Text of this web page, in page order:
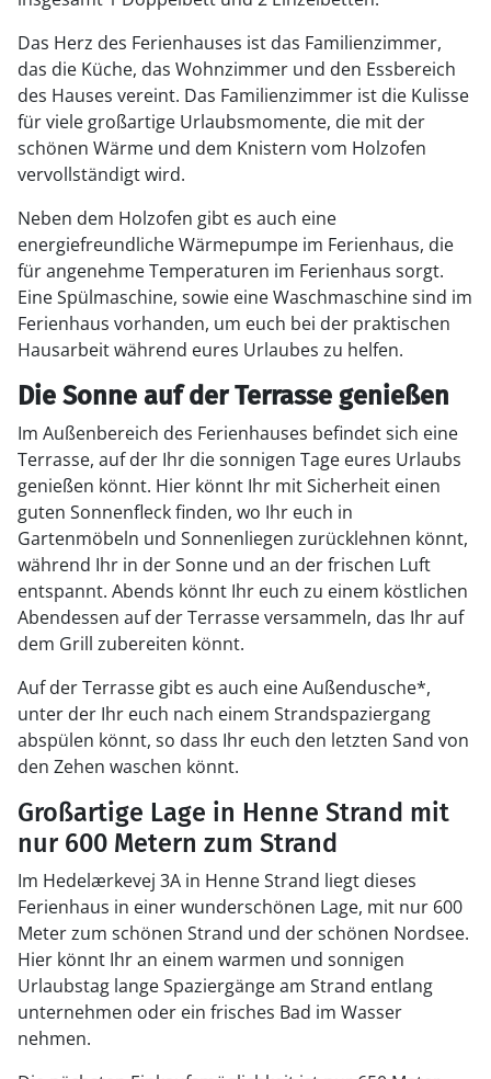
Das Herz des Ferienhauses ist das Familienzimmer,
das die Küche, das Wohnzimmer und den Essbereich
des Hauses vereint. Das Familienzimmer ist die Kulisse
für viele großartige Urlaubsmomente, die mit der
schönen Wärme und dem Knistern vom Holzofen
vervollständigt wird.
Neben dem Holzofen gibt es auch eine
energiefreundliche Wärmepumpe im Ferienhaus, die
für angenehme Temperaturen im Ferienhaus sorgt.
Eine Spülmaschine, sowie eine Waschmaschine sind im
Ferienhaus vorhanden, um euch bei der praktischen
Hausarbeit während eures Urlaubes zu helfen.
Die Sonne auf der Terrasse genießen
Im Außenbereich des Ferienhauses befindet sich eine
Terrasse, auf der Ihr die sonnigen Tage eures Urlaubs
genießen könnt. Hier könnt Ihr mit Sicherheit einen
guten Sonnenfleck finden, wo Ihr euch in
Gartenmöbeln und Sonnenliegen zurücklehnen könnt,
während Ihr in der Sonne und an der frischen Luft
entspannt. Abends könnt Ihr euch zu einem köstlichen
Abendessen auf der Terrasse versammeln, das Ihr auf
dem Grill zubereiten könnt.
Auf der Terrasse gibt es auch eine Außendusche*,
unter der Ihr euch nach einem Strandspaziergang
abspülen könnt, so dass Ihr euch den letzten Sand von
den Zehen waschen könnt.
Großartige Lage in Henne Strand mit
nur 600 Metern zum Strand
Im Hedelærkevej 3A in Henne Strand liegt dieses
Ferienhaus in einer wunderschönen Lage, mit nur 600
Meter zum schönen Strand und der schönen Nordsee.
Hier könnt Ihr an einem warmen und sonnigen
Urlaubstag lange Spaziergänge am Strand entlang
unternehmen oder ein frisches Bad im Wasser
nehmen.